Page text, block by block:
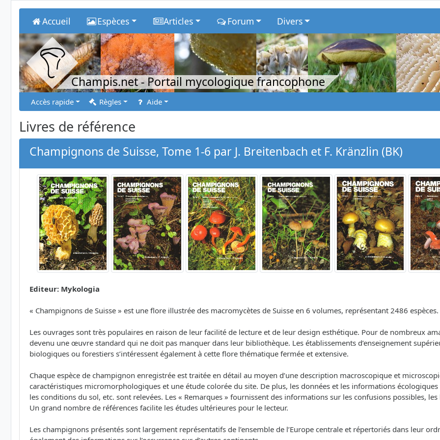
Accueil Espèces Articles Forum Divers
Champis.net- Portail mycologique francophone
Accès rapide Règles Aide
Livres de référence
Champignons de Suisse, Tome 1-6 par J. Breitenbach et F. Kränzlin (BK)
Editeur: Mykologia
« Champignons de Suisse » est une flore illustrée des macromycètes de Suisse en 6 volumes, représentant 2486 espèces.
Les ouvrages sont très populaires en raison de leur facilité de lecture et de leur design esthétique. Pour de nombreux
devenu une œuvre standard qui ne doit pas manquer dans leur bibliothèque. Les établissements d’enseignement
biologiques ou forestiers s’intéressent également à cette flore thématique fermée et extensive.
Chaque espèce de champignon enregistrée est traitée en détail au moyen d’une description macroscopique et
caractéristiques micromorphologiques et une étude colorée du site. De plus, les données et les informations
les conditions du sol, etc. sont relevées. Les « Remarques » fournissent des informations sur les confusions possibles,
Un grand nombre de références facilite les études ultérieures pour le lecteur.
Les champignons présentés sont largement représentatifs de l’ensemble de l’Europe centrale et répertoriés dans leur